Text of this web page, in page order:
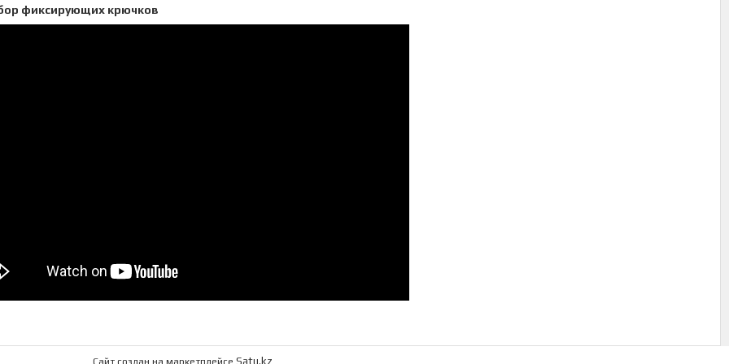
фиксирующих крючков
Сайт создан на маркетплейсе Satu.kz